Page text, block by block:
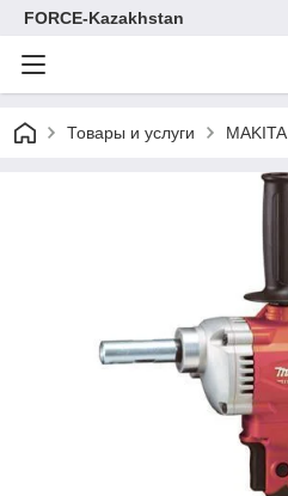
FORCE-Kazakhstan
Товары и услуги MAKITA